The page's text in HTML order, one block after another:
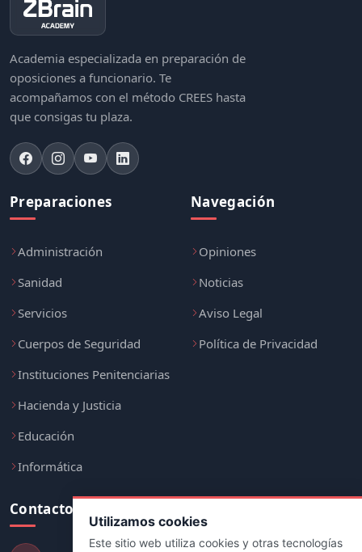
Utilizamos cookies
Este sitio web utiliza cookies y otras tecnologías
Academia especializada en preparación de
oposiciones a funcionario. Te
acompañamos con el método CREES hasta
que consigas tu plaza.
Preparaciones
Administración
Sanidad
Servicios
Cuerpos de Seguridad
Instituciones Penitenciarias
Hacienda y Justicia
Educación
Informática
Navegación
Opiniones
Noticias
Aviso Legal
Política de Privacidad
Contacto